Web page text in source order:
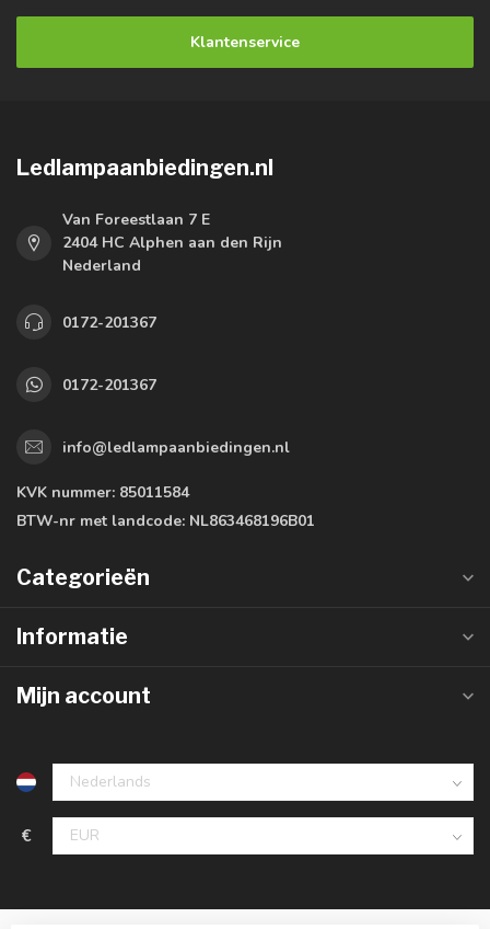
Klantenservice
Ledlampaanbiedingen.nl
Van Foreestlaan 7 E
2404 HC Alphen aan den Rijn
Nederland
0172-201367
0172-201367
info@ledlampaanbiedingen.nl
KVK nummer: 85011584
BTW-nr met landcode: NL863468196B01
Categorieën
Informatie
Mijn account
€